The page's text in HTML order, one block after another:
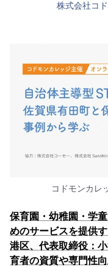
株式会社コ
コドモンカレ
保育園・幼稚園・学
めのサービスを提供
港区、代表取締役：
育者の資質や専門性